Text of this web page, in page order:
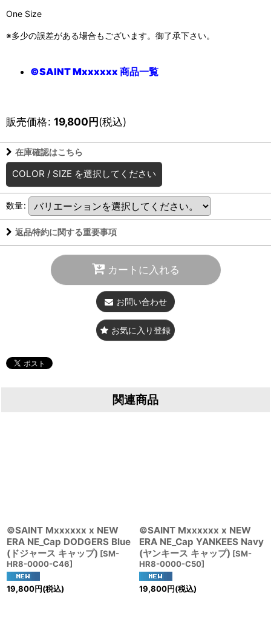
One Size
※多少の誤差がある場合もございます。御了承下さい。
©SAINT Mxxxxxx 商品一覧
販売価格: 19,800円(税込)
在庫確認はこちら
COLOR / SIZE を選択してください
数量:
返品特約に関する重要事項
カートに入れる
お問い合わせ
お気に入り登録
関連商品
©SAINT Mxxxxxx x NEW
ERA NE_Cap DODGERS Blue
(ドジャース キャップ) [SM-
HR8-0000-C46]
19,800円(税込)
©SAINT Mxxxxxx x NEW
ERA NE_Cap YANKEES Navy
(ヤンキース キャップ) [SM-
HR8-0000-C50]
19,800円(税込)